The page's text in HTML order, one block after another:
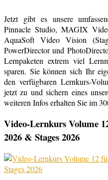
Jetzt gibt es unsere
Pinnacle Studio, MAGIX
AquaSoft Video Vision
PowerDirector und
Lernpaketen extrem viel
sparen. Sie können sich Ihr
den verfügbaren Lernkurs-
jetzt zu und sichern eines
weiteren Infos erhalten Sie im
Video-Lernkurs Volume
2026 & Stages 2026